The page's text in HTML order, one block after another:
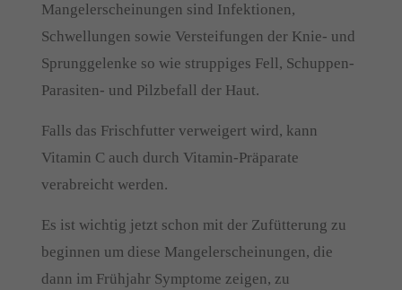
Mangelerscheinungen sind Infektionen,
Schwellungen sowie Versteifungen der Knie- und
Sprunggelenke so wie struppiges Fell, Schuppen-
Parasiten- und Pilzbefall der Haut.
Falls das Frischfutter verweigert wird, kann
Vitamin C auch durch Vitamin-Präparate
verabreicht werden.
Es ist wichtig jetzt schon mit der Zufütterung zu
beginnen um diese Mangelerscheinungen, die
dann im Frühjahr Symptome zeigen, zu